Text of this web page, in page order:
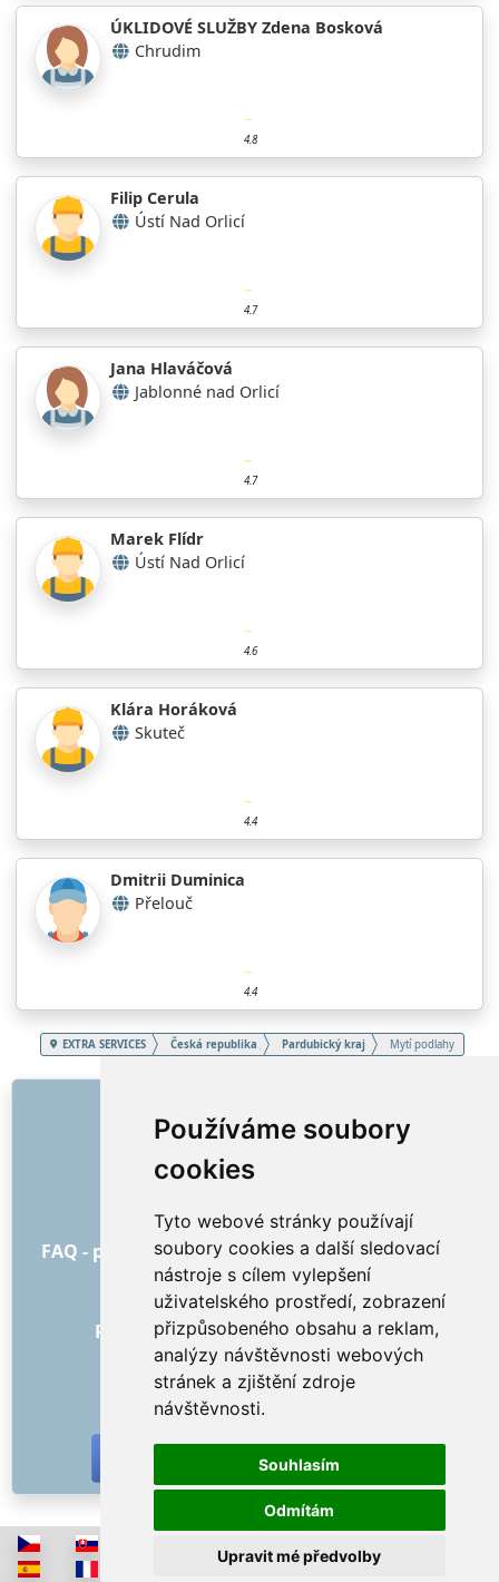
Používáme soubory
cookies
Tyto webové stránky používají
soubory cookies a další sledovací
nástroje s cílem vylepšení
uživatelského prostředí, zobrazení
přizpůsobeného obsahu a reklam,
analýzy návštěvnosti webových
stránek a zjištění zdroje
návštěvnosti.
Souhlasím
Odmítám
Upravit mé předvolby
ÚKLIDOVÉ SLUŽBY Zdena Bosková
Chrudim
4.8
Filip Cerula
Ústí Nad Orlicí
4.7
Jana Hlaváčová
Jablonné nad Orlicí
4.7
Marek Flídr
Ústí Nad Orlicí
4.6
Klára Horáková
Skuteč
4.4
Dmitrii Duminica
Přelouč
4.4
EXTRA SERVICES Česká republika Pardubický kraj Mytí podlahy
O nás
Jak to všechno začalo
Všeobecné obchodní podmínky
FAQ - pro objednatele FAQ - pro poskytovatele
Reklama a marketing
Blog
Recenze objednávek s hodnocením
Kontakt
SOCIÁLNÍ SÍTĚ